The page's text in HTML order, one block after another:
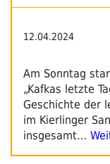
12.04.2024
Am Sonntag
„Kafkas letzte
Geschichte der
im Kierlinger
insgesamt…